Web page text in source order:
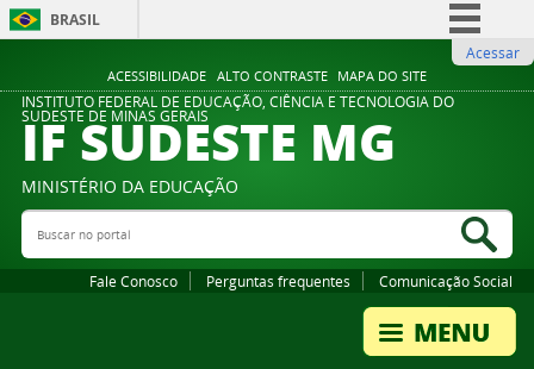
ACESSIBILIDADE ALTO CONTRASTE MAPA DO SITE
BRASIL
Comunica BR
Participe
Legislação
Acessar
INSTITUTO FEDERAL DE EDUCAÇÃO, CIÊNCIA E TECNOLOGIA DO
SUDESTE DE MINAS GERAIS
IF SUDESTE MG
MINISTÉRIO DA EDUCAÇÃO
Buscar no portal
Fale Conosco Perguntas frequentes Comunicação Social